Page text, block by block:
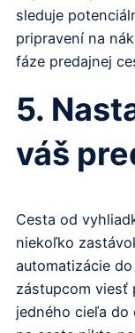
sleduje
pripravení na
fáze predajnej
5.
váš
Cesta od
niekoľko
automatizácie
zástupcom viesť
jedného cieľa do